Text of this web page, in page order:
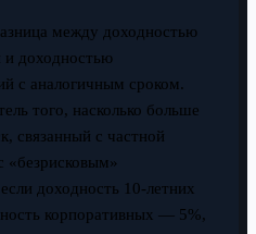
между доходностью
и доходностью
с аналогичным сроком.
того, насколько больше
связанный с частной
«безрисковым»
доходность 10-летних
корпоративных — 5%,